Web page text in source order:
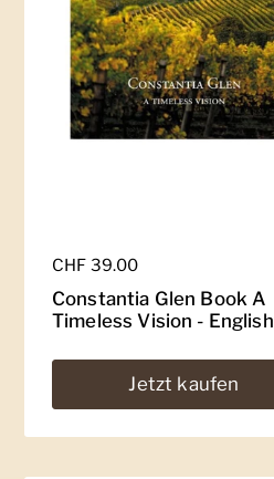
Regulärer Preis
CHF 39.00
Constantia Glen Book A
Timeless Vision - English
Jetzt kaufen